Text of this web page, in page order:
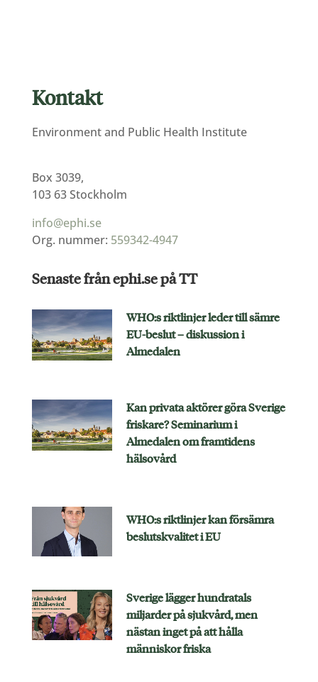
Kontakt
Environment and Public Health Institute
Box 3039,
103 63 Stockholm
info@ephi.se
Org. nummer: 559342-4947
Senaste från ephi.se på TT
WHO:s riktlinjer leder till sämre
EU-beslut – diskussion i
Almedalen
Kan privata aktörer göra Sverige
friskare? Seminarium i
Almedalen om framtidens
hälsovård
WHO:s riktlinjer kan försämra
beslutskvalitet i EU
Sverige lägger hundratals
miljarder på sjukvård, men
nästan inget på att hålla
människor friska